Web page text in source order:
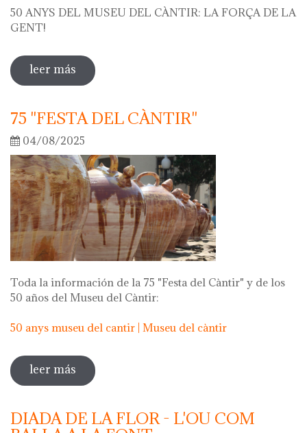
50 ANYS DEL MUSEU DEL CÀNTIR: LA FORÇA DE LA
GENT!
leer más sobre 50 anys del museu del càntir: la
força de la gent!
75 "FESTA DEL CÀNTIR"
04/08/2025
Toda la información de la 75 "Festa del Càntir" y de los
50 años del Museu del Càntir:
50 anys museu del cantir | Museu del càntir
leer más sobre 75 "festa del càntir"
DIADA DE LA FLOR - L'OU COM